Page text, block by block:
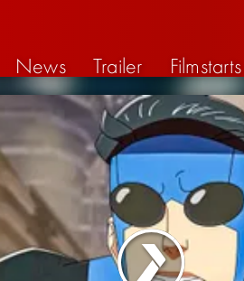
News Trailer Filmstarts